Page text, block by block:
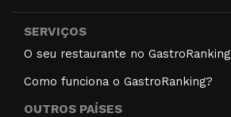
SERVIÇOS
O seu restaurante no GastroRanking
Como funciona o GastroRanking?
OUTROS PAÍSES